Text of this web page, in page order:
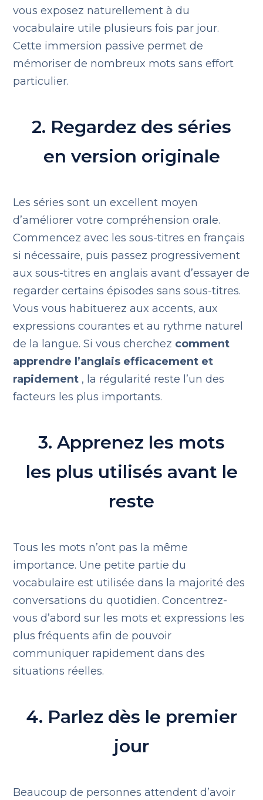
vous exposez naturellement à du
vocabulaire utile plusieurs fois par jour.
Cette immersion passive permet de
mémoriser de nombreux mots sans effort
particulier.
2. Regardez des séries
en version originale
Les séries sont un excellent moyen
d’améliorer votre compréhension orale.
Commencez avec les sous-titres en français
si nécessaire, puis passez progressivement
aux sous-titres en anglais avant d’essayer de
regarder certains épisodes sans sous-titres.
Vous vous habituerez aux accents, aux
expressions courantes et au rythme naturel
de la langue. Si vous cherchez comment
apprendre l’anglais efficacement et
rapidement , la régularité reste l’un des
facteurs les plus importants.
3. Apprenez les mots
les plus utilisés avant le
reste
Tous les mots n’ont pas la même
importance. Une petite partie du
vocabulaire est utilisée dans la majorité des
conversations du quotidien. Concentrez-
vous d’abord sur les mots et expressions les
plus fréquents afin de pouvoir
communiquer rapidement dans des
situations réelles.
4. Parlez dès le premier
jour
Beaucoup de personnes attendent d’avoir